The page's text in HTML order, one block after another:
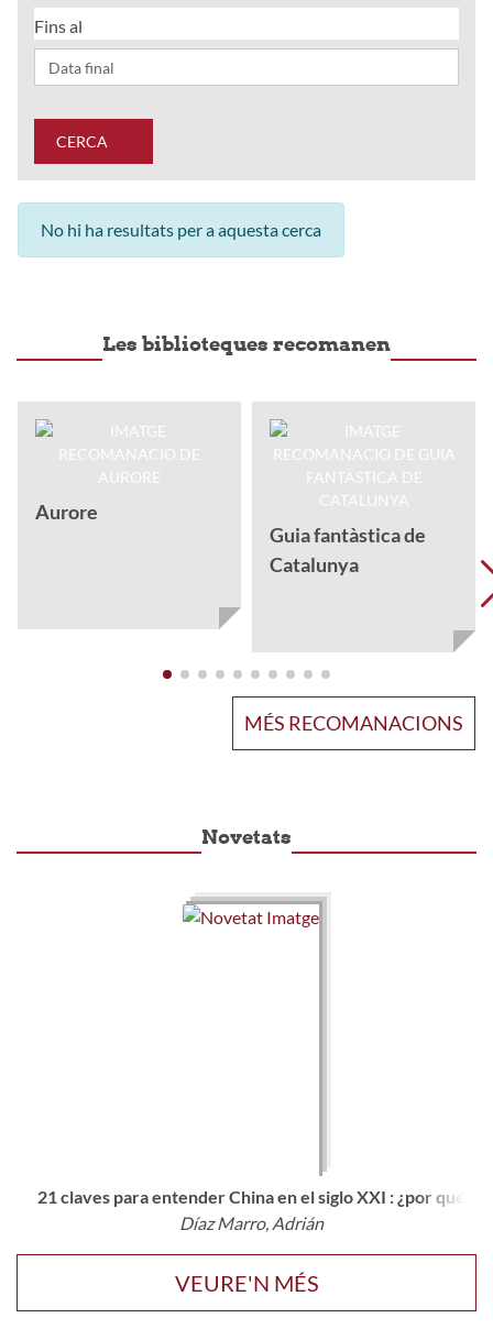
Fins al
CERCA
No hi ha resultats per a aquesta cerca
Les biblioteques recomanen
Aurore
Guia fantàstica de
Catalunya
MÉS RECOMANACIONS
Novetats
21 claves para entender China en el siglo XXI : ¿por qué
Díaz Marro, Adrián
VEURE'N MÉS